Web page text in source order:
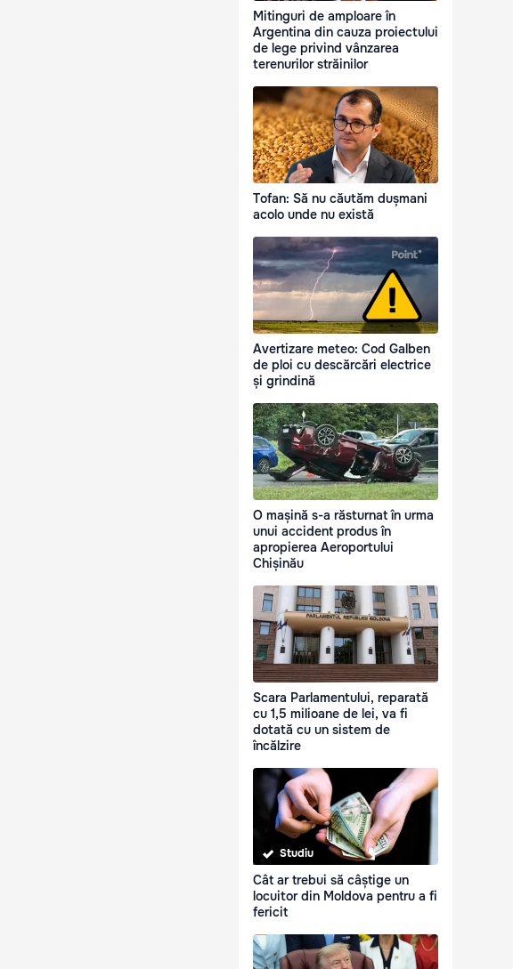
Mitinguri de amploare în
Argentina din cauza proiectului
de lege privind vânzarea
terenurilor străinilor
Tofan: Să nu căutăm dușmani
acolo unde nu există
Avertizare meteo: Cod Galben
de ploi cu descărcări electrice
și grindină
O mașină s-a răsturnat în urma
unui accident produs în
apropierea Aeroportului
Chișinău
Scara Parlamentului, reparată
cu 1,5 milioane de lei, va fi
dotată cu un sistem de
încălzire
Studiu
Cât ar trebui să câștige un
locuitor din Moldova pentru a fi
fericit